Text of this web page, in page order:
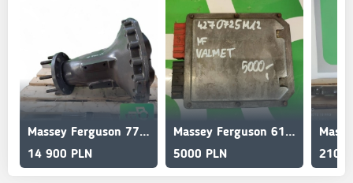
Massey Ferguson 7720 Dyna-VT Rear final drive 716161150024 Reducer
14 900 PLN
Massey Ferguson 6120 Computer Controller ECU Module 4270725M12
5000 PLN
2100